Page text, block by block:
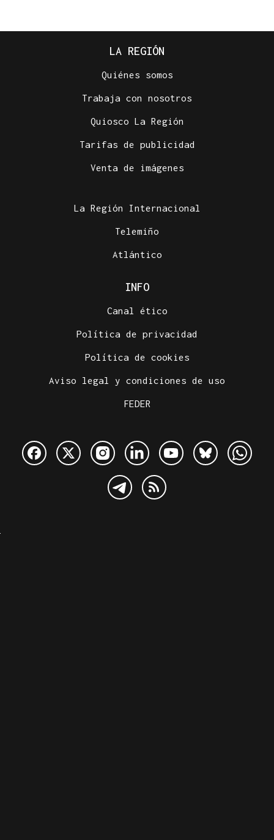
LA REGIÓN
Quiénes somos
Trabaja con nosotros
Quiosco La Región
Tarifas de publicidad
Venta de imágenes
La Región Internacional
Telemiño
Atlántico
INFO
Canal ético
Política de privacidad
Política de cookies
Aviso legal y condiciones de uso
FEDER